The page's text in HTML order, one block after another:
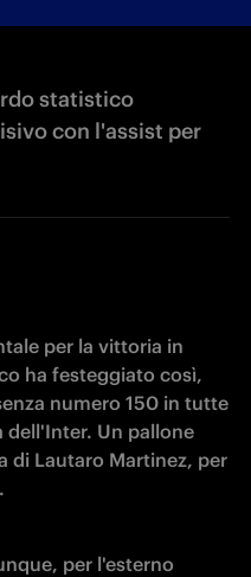
statistico
con l'assist per
per la vittoria in
ha festeggiato così,
numero 150 in tutte
dell'Inter. Un pallone
di Lautaro Martinez, per
per l'esterno